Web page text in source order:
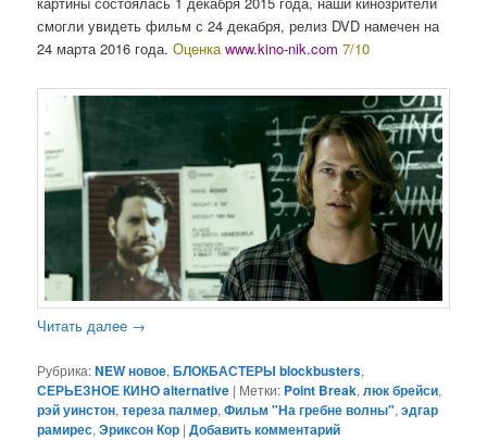
смогли увидеть фильм с 24 декабря, релиз DVD намечен на
24 марта 2016 года.Оценка www.kino-nik.com7/10
Читать далее →
Рубрика:NEW новое,БЛОКБАСТЕРЫ blockbusters,
СЕРЬЕЗНОЕ КИНО alternative | Метки: Point Break,люк брейси,
рэй уинстон,тереза палмер,Фильм "На гребне волны",эдгар
рамирес,Эриксон Кор |Добавить комментарий